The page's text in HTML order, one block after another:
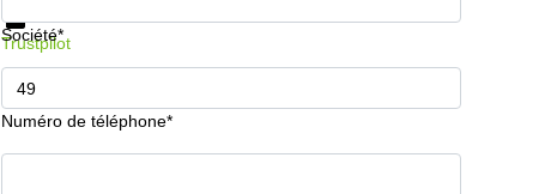
Société*
Numéro de téléphone*
Trustpilot